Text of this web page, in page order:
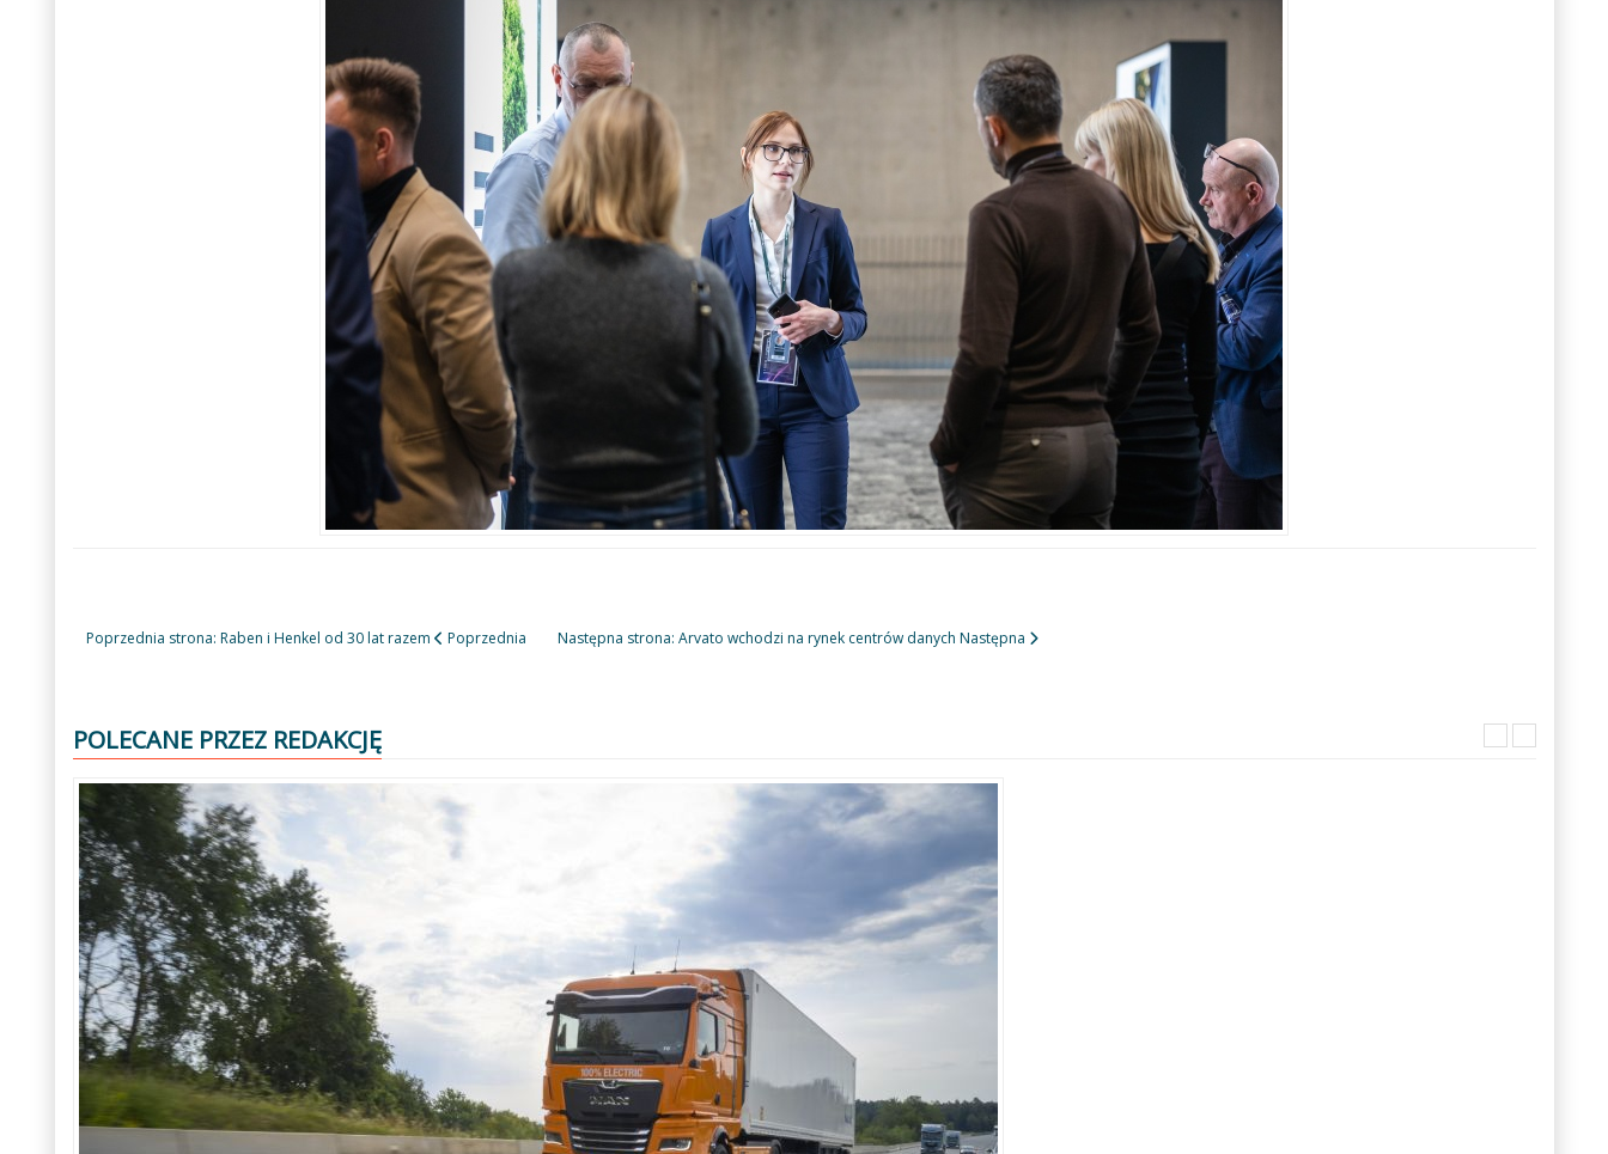
Poprzednia strona: Raben i Henkel od 30 lat razem Poprzednia Następna strona: Arvato wchodzi na rynek centrów danych Następna
POLECANE PRZEZ REDAKCJĘ
Poprzedni
Następny